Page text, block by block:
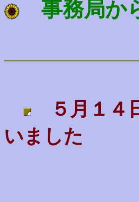
事務局か
５月１４
いました